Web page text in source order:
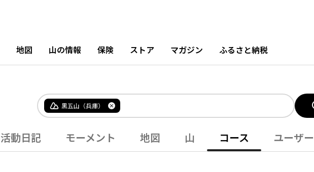
地図 山の情報 保険 ストア マガジン ふるさと納税
黒五山（兵庫）
活動日記 モーメント 地図 山 コース ユーザー